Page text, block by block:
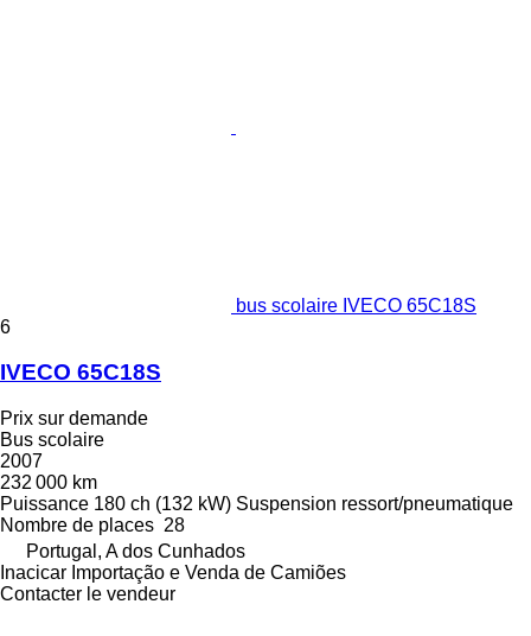
bus scolaire IVECO 65C18S
6
IVECO 65C18S
Prix sur demande
Bus scolaire
2007
232 000 km
Puissance 180 ch (132 kW) Suspension ressort/pneumatique
Nombre de places 28
Portugal, A dos Cunhados
Inacicar Importação e Venda de Camiões
Contacter le vendeur